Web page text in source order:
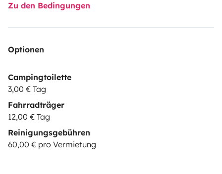
Zu den Bedingungen
Optionen
Campingtoilette
3,00 € Tag
Fahrradträger
12,00 € Tag
Reinigungsgebühren
60,00 € pro Vermietung